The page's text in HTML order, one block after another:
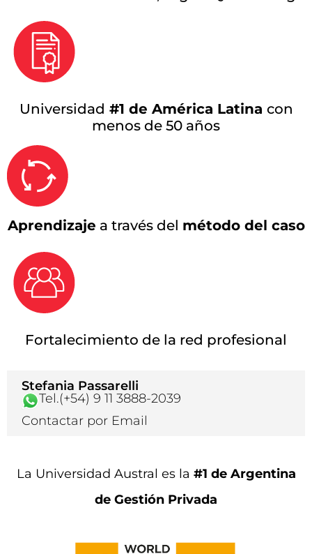
Universidad #1 de América Latina con
menos de 50 años
Aprendizaje a través del método del caso
Fortalecimiento de la red profesional
Stefania Passarelli
Tel.(+54) 9 11 3888-2039
Contactar por Email
La Universidad Austral es la #1 de Argentina
de Gestión Privada